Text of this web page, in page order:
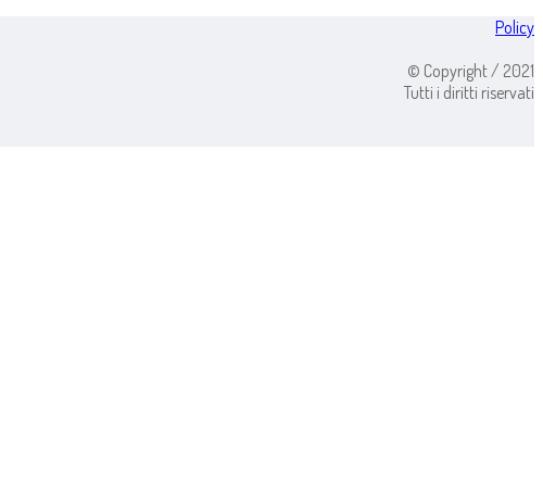
Policy
© Copyright / 2021
Tutti i diritti riservati